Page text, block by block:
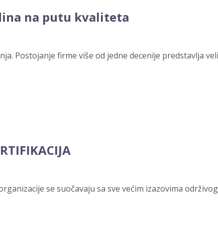
na putu kvaliteta
Postojanje firme više od jedne decenije predstavlja
se suočavaju sa sve većim izazovima